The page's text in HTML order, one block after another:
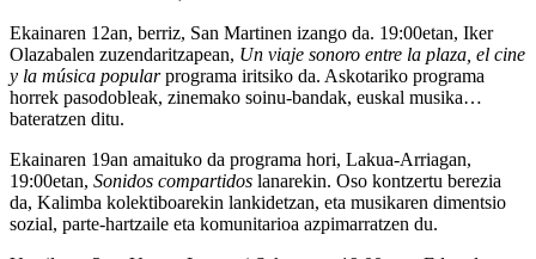
Ekainaren 12an, berriz, San Martinen izango da. 19:00etan, Iker
Olazabalen zuzendaritzapean, Un viaje sonoro entre la plaza, el cine
y la música popularprograma iritsiko da. Askotariko programa
horrek pasodobleak, zinemako soinu-bandak, euskal musika…
bateratzen ditu.
Ekainaren 19an amaituko da programa hori, Lakua-Arriagan,
19:00etan, Sonidos compartidos lanarekin. Oso kontzertu berezia
da, Kalimba kolektiboarekin lankidetzan, eta musikaren dimentsio
sozial, parte-hartzaile eta komunitarioa azpimarratzen du.